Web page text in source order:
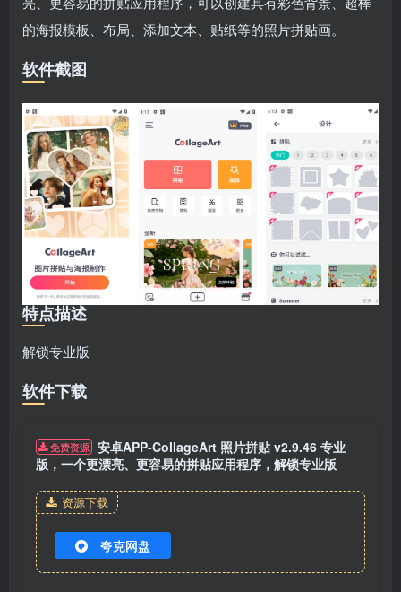
的海报模板、布局、添加文本、贴纸等的照片拼贴画。
软件截图
特点描述
解锁专业版
软件下载
免费资源 安卓APP-CollageArt 照片拼贴 v2.9.46 专业
版，一个更漂亮、更容易的拼贴应用程序，解锁专业版
资源下载
夸克网盘